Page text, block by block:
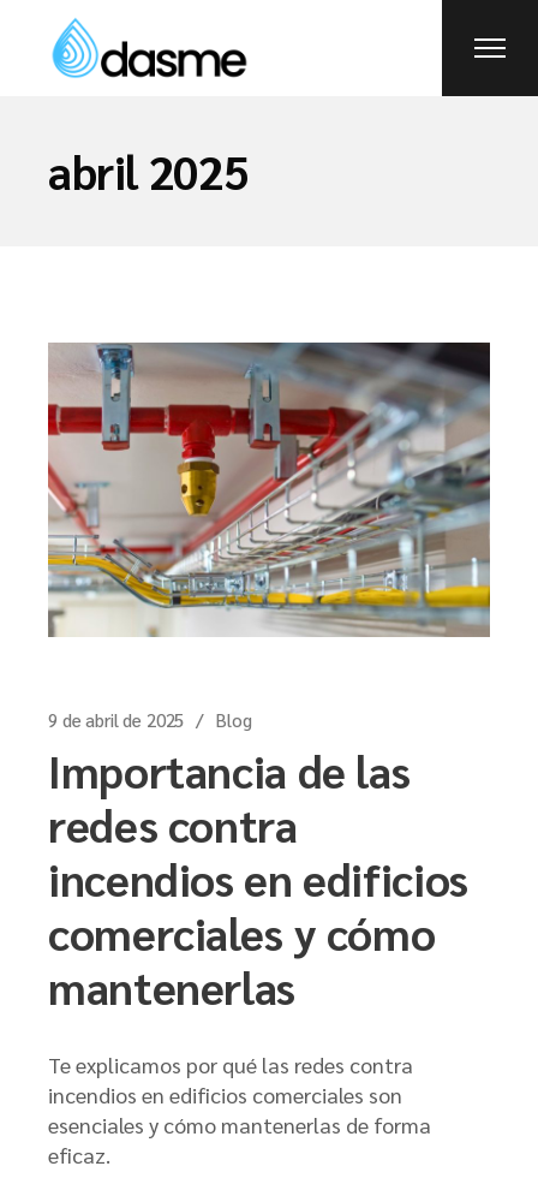
abril 2025
9 de abril de 2025 Blog
Importancia de las
redes contra
incendios en edificios
comerciales y cómo
mantenerlas
Te explicamos por qué las redes contra
incendios en edificios comerciales son
esenciales y cómo mantenerlas de forma
eficaz.